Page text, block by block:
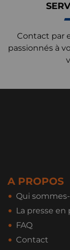
Contact par
passionnés à
A PROPOS
Qui
La presse en
FAQ
Contact